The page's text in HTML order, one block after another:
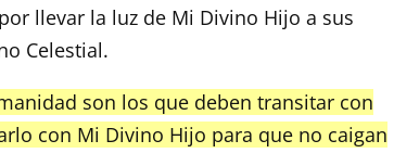
llevar la luz de Mi Divino Hijo a sus
Celestial.
son los que deben transitar con
con Mi Divino Hijo para que no caigan